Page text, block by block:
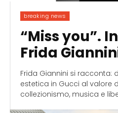
breaking news
“Miss you”.
Frida
Frida Giannini si racconta:
estetica in Gucci al valore
collezionismo, musica e